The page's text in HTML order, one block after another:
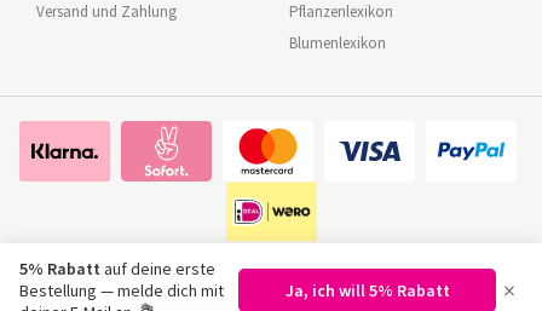
Versand und Zahlung
Pflanzenlexikon
Blumenlexikon
©2026Regionsflorist.de
5% Rabatt auf deine erste
Bestellung — melde dich mit
Ja, ich will 5% Rabatt ×